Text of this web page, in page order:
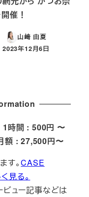
催！
山﨑 由夏
投稿日
2023年12月6日
1時間 : 500円 〜
額 : 27,500円〜
す。CASE
見る。
ビュー記事などは